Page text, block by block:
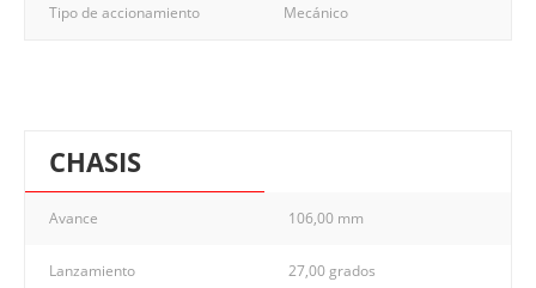
Tipo de accionamiento Mecánico
CHASIS
Avance 106,00 mm
Lanzamiento 27,00 grados